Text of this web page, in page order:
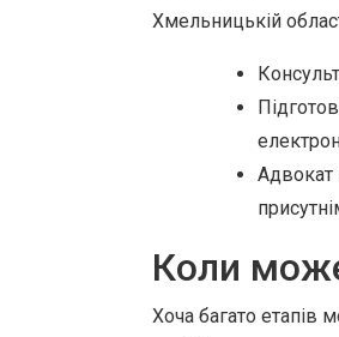
Хмельницькій
Адвокат
Коли
Хоча багато етапів